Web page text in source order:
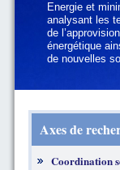
Energie et
analysant les
de
énergétique
de nouvelles
Géopolitique
défis
auxquels les
doivent faire
Axes de
Coordination